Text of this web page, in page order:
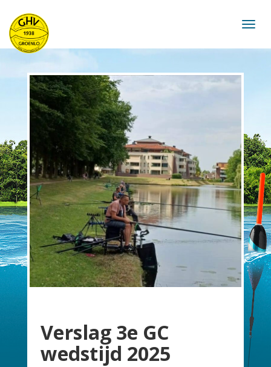
Verslag 3e GC
wedstijd 2025